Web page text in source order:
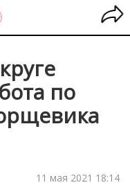
по
11 мая 2021 18:14